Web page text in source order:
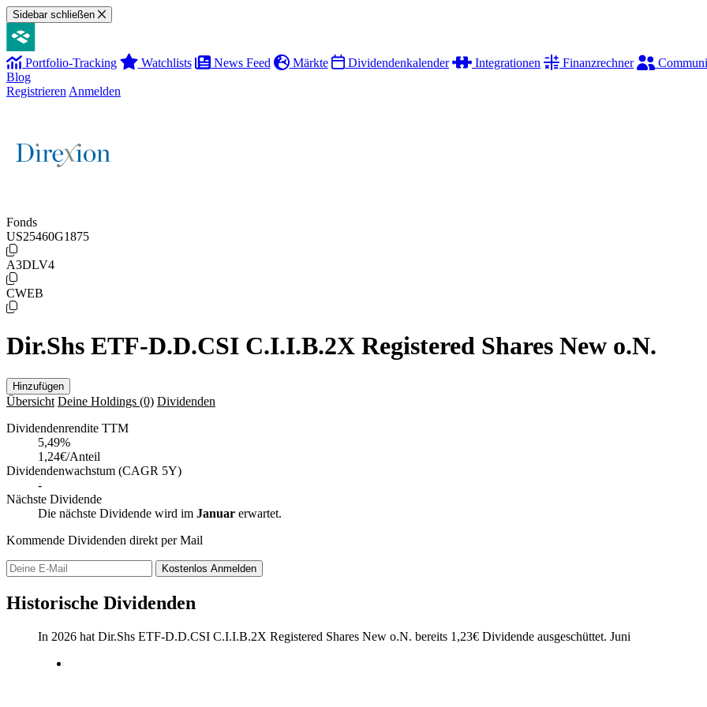
Sidebar schließen
Portfolio-Tracking Watchlists News Feed Märkte Dividendenkalender Integrationen Finanzrechner
Blog
Registrieren Anmelden
Fonds
US25460G1875
A3DLV4
CWEB
Dir.Shs ETF-D.D.CSI C.I.I.B.2X Registered Shares New o.N.
Hinzufügen
Übersicht Deine Holdings (0) Dividenden
Dividendenrendite TTM
5,49%
1,24€/Anteil
Dividendenwachstum (CAGR 5Y)
-
Nächste Dividende
Die nächste Dividende wird im Januar erwartet.
Kommende Dividenden direkt per Mail
Kostenlos Anmelden
Historische Dividenden
In 2026 hat Dir.Shs ETF-D.D.CSI C.I.I.B.2X Registered Shares New o.N. bereits 1,23€ Dividende ausgeschüttet. Juni